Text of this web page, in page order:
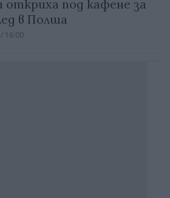
откриха под кафене за
в Полша
16:00